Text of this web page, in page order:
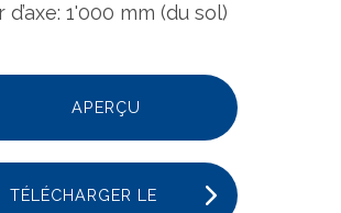
d’axe: 1'000 mm (du sol)
APERÇU
TÉLÉCHARGER LE